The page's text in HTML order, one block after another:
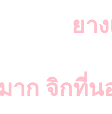
ยา
าก จิกที่น